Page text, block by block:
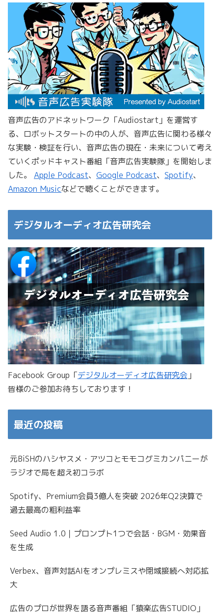
音声広告のアドネットワーク「Audiostart」を運営す
る、ロボットスタートの中の人が、音声広告に関わる様々
な実験・検証を行い、音声広告の現在・未来について考え
ていくポッドキャスト番組「音声広告実験隊」を開始しま
した。 Apple Podcast、 Google Podcast、 Spotify、
Amazon Musicなどで聴くことができます。
デジタルオーディオ広告研究会
Facebook Group「デジタルオーディオ広告研究会 」
皆様のご参加お待ちしております！
最近の投稿
元BiSHのハシヤスメ・アツコとモモコグミカンパニーが
ラジオで局を超え初コラボ
Spotify、Premium会員3億人を突破 2026年Q2決算で
過去最高の粗利益率
Seed Audio 1.0｜プロンプト1つで会話・BGM・効果音
を生成
Verbex、音声対話AIをオンプレミスや閉域接続へ対応拡
大
広告のプロが世界を語る音声番組「猿楽広告STUDIO」